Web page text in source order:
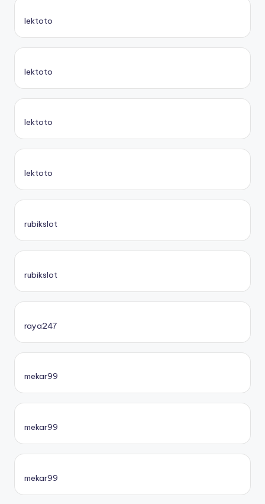
lektoto
lektoto
lektoto
lektoto
rubikslot
rubikslot
raya247
mekar99
mekar99
mekar99